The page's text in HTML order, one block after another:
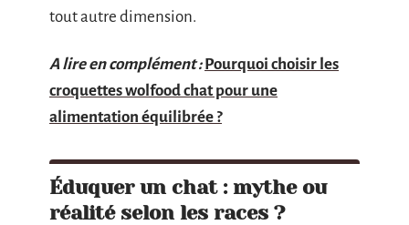
tout autre dimension.
A lire en complément : Pourquoi choisir les
croquettes wolfood chat pour une
alimentation équilibrée ?
Éduquer un chat : mythe ou
réalité selon les races ?